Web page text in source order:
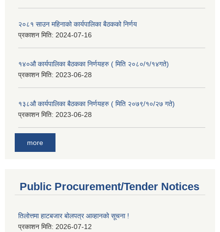
२०८१ साउन महिनाको कार्यपालिका बैठकको निर्णय
प्रकाशन मिति: 2024-07-16
१४०औ कार्यपालिका बैठकका निर्णयहरु ( मिति २०८०/१/१४गते)
प्रकाशन मिति: 2023-06-28
१३८औ कार्यपालिका बैठकका निर्णयहरु ( मिति २०७९/१०/२७ गते)
प्रकाशन मिति: 2023-06-28
more
Public Procurement/Tender Notices
तिलोत्तमा हाटबजार बोलपत्र आव्हानको सूचना !
प्रकाशन मिति: 2026-07-12